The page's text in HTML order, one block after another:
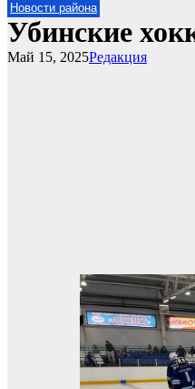
Новости района
Убинские
Редакция
Май 15, 2025